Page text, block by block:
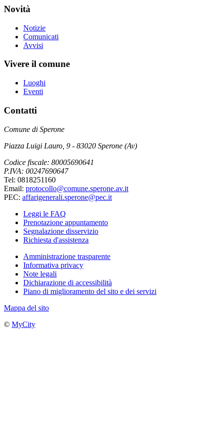
Novità
Notizie
Comunicati
Avvisi
Vivere il comune
Luoghi
Eventi
Contatti
Comune di Sperone
Piazza Luigi Lauro, 9 - 83020 Sperone (Av)
Codice fiscale: 80005690641
P.IVA: 00247690647
Tel: 0818251160
Email: protocollo@comune.sperone.av.it
PEC: affarigenerali.sperone@pec.it
Leggi le FAQ
Prenotazione appuntamento
Segnalazione disservizio
Richiesta d'assistenza
Amministrazione trasparente
Informativa privacy
Note legali
Dichiarazione di accessibilità
Piano di miglioramento del sito e dei servizi
Mappa del sito
© MyCity